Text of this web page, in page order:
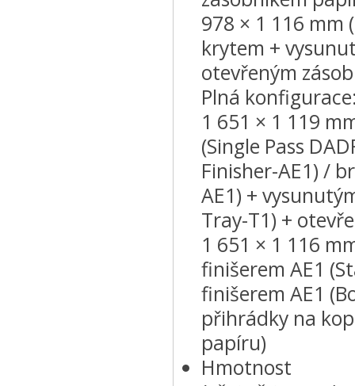
978 × 1 116 mm
krytem +
otevřeným
Plná
1 651 × 1 119
(Single Pass
Finisher-AE1) /
AE1) +
Tray-T1) +
1 651 × 1 116
finišerem AE1
finišerem AE1
přihrádky na
papíru)
Hmotnost